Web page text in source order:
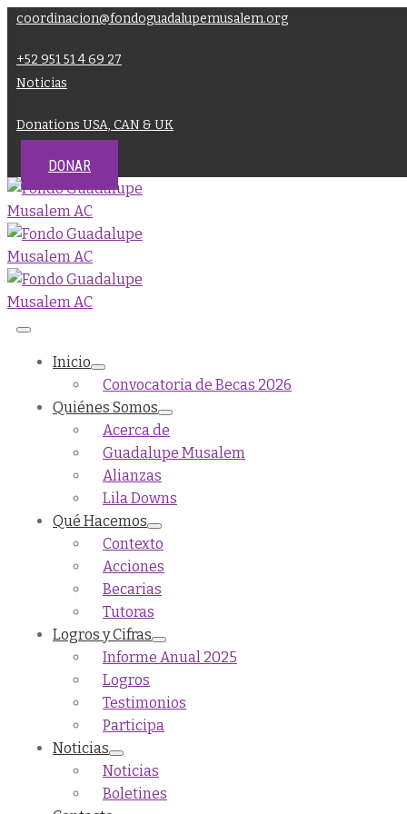
coordinacion@fondoguadalupemusalem.org
+52 951 51 4 69 27
Noticias
Donations USA, CAN & UK
DONAR
Inicio
Convocatoria de Becas 2026
Quiénes Somos
Acerca de
Guadalupe Musalem
Alianzas
Lila Downs
Qué Hacemos
Contexto
Acciones
Becarias
Tutoras
Logros y Cifras
Informe Anual 2025
Logros
Testimonios
Participa
Noticias
Noticias
Boletines